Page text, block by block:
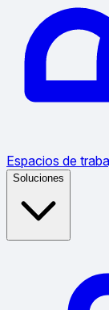
Espacios de
Soluciones